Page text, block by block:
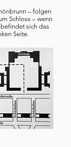
– folgen
Schloss – wenn
sich das
Seite.